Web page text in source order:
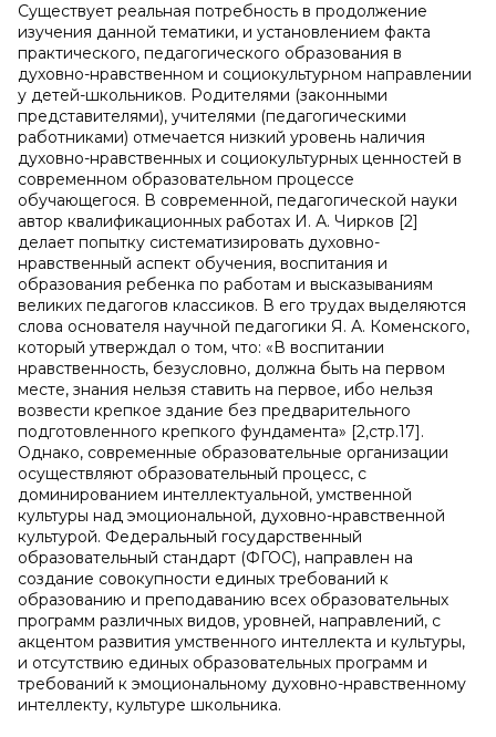
Существует реальная потребность в продолжение
изучения данной тематики, и установлением факта
практического, педагогического образования в
духовно-нравственном и социокультурном направлении
у детей-школьников. Родителями (законными
представителями), учителями (педагогическими
работниками) отмечается низкий уровень наличия
духовно-нравственных и социокультурных ценностей в
современном образовательном процессе
обучающегося. В современной, педагогической науки
автор квалификационных работах И. А. Чирков [2]
делает попытку систематизировать духовно-
нравственный аспект обучения, воспитания и
образования ребенка по работам и высказываниям
великих педагогов классиков. В его трудах выделяются
слова основателя научной педагогики Я. А. Коменского,
который утверждал о том, что: «В воспитании
нравственность, безусловно, должна быть на первом
месте, знания нельзя ставить на первое, ибо нельзя
возвести крепкое здание без предварительного
подготовленного крепкого фундамента» [2,стр.17].
Однако, современные образовательные организации
осуществляют образовательный процесс, с
доминированием интеллектуальной, умственной
культуры над эмоциональной, духовно-нравственной
культурой. Федеральный государственный
образовательный стандарт (ФГОС), направлен на
создание совокупности единых требований к
образованию и преподаванию всех образовательных
программ различных видов, уровней, направлений, с
акцентом развития умственного интеллекта и культуры,
и отсутствию единых образовательных программ и
требований к эмоциональному духовно-нравственному
интеллекту, культуре школьника.